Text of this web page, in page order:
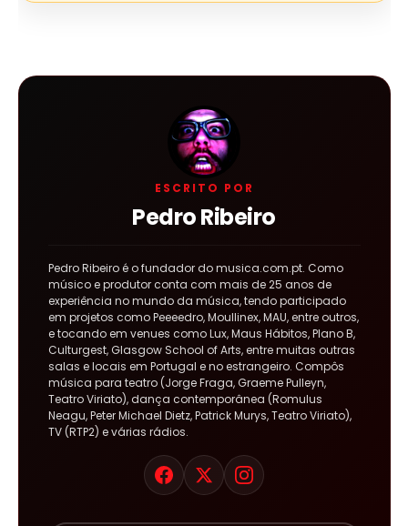
ESCRITO POR
Pedro Ribeiro
Pedro Ribeiro é o fundador do musica.com.pt. Como
músico e produtor conta com mais de 25 anos de
experiência no mundo da música, tendo participado
em projetos como Peeeedro, Moullinex, MAU, entre outros,
e tocando em venues como Lux, Maus Hábitos, Plano B,
Culturgest, Glasgow School of Arts, entre muitas outras
salas e locais em Portugal e no estrangeiro. Compôs
música para teatro (Jorge Fraga, Graeme Pulleyn,
Teatro Viriato), dança contemporânea (Romulus
Neagu, Peter Michael Dietz, Patrick Murys, Teatro Viriato),
TV (RTP2) e várias rádios.